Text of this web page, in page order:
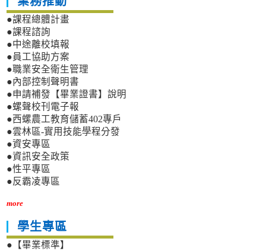
●課程總體計畫
●課程諮詢
●中途離校填報
●員工協助方案
●職業安全衛生管理
●內部控制聲明書
●申請補發【畢業證書】說明
●螺聲校刊電子報
●西螺農工教育儲蓄402專戶
●雲林區-實用技能學程分發
●資安專區
●資訊安全政策
●性平專區
●反霸凌專區
more
學生專區
●【畢業標準】